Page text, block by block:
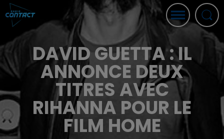
DAVID GUETTA : IL
ANNONCE DEUX
TITRES AVEC
RIHANNA POUR LE
FILM HOME